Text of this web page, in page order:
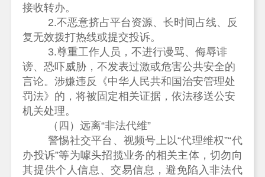
接收转办。
2.不恶意挤占平台资源、长时间占线、反
复无效拨打热线或提交投诉。
3.尊重工作人员，不进行谩骂、侮辱诽
谤、恐吓威胁，不发表过激或危害公共安全的
言论。涉嫌违反《中华人民共和国治安管理处
罚法》的，将被固定相关证据，依法移送公安
机关处理。
（四）远离“非法代维”
警惕社交平台、视频号上以“代理维权”“代
办投诉”等为噱头招揽业务的相关主体，切勿向
其提供个人信息、交易信息，避免陷入非法代